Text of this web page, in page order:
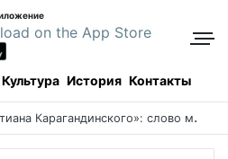
Культура История Контакты
начиналось, и кто все начинал